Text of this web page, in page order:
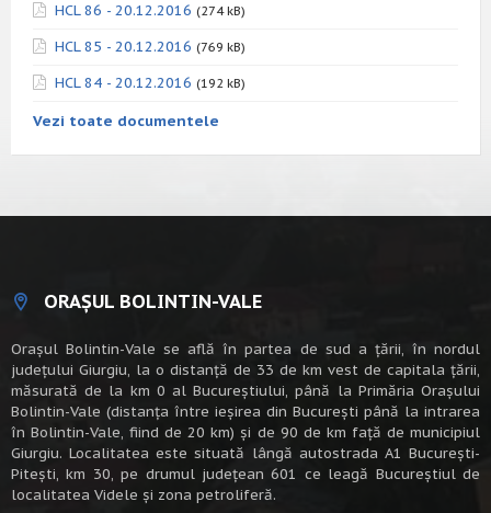
HCL 86 - 20.12.2016 (274 kB)
HCL 85 - 20.12.2016 (769 kB)
HCL 84 - 20.12.2016 (192 kB)
Vezi toate documentele
ORAȘUL BOLINTIN-VALE
Oraşul Bolintin-Vale se află în partea de sud a ţării, în nordul
judeţului Giurgiu, la o distanţă de 33 de km vest de capitala țării,
măsurată de la km 0 al Bucureștiului, până la Primăria Orașului
Bolintin-Vale (distanța între ieșirea din București până la intrarea
în Bolintin-Vale, fiind de 20 km) şi de 90 de km faţă de municipiul
Giurgiu. Localitatea este situată lângă autostrada A1 Bucureşti-
Piteşti, km 30, pe drumul judeţean 601 ce leagă Bucureştiul de
localitatea Videle şi zona petroliferă.